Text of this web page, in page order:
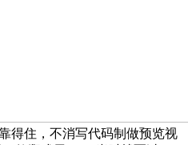
得住，不消写代码制做预览视